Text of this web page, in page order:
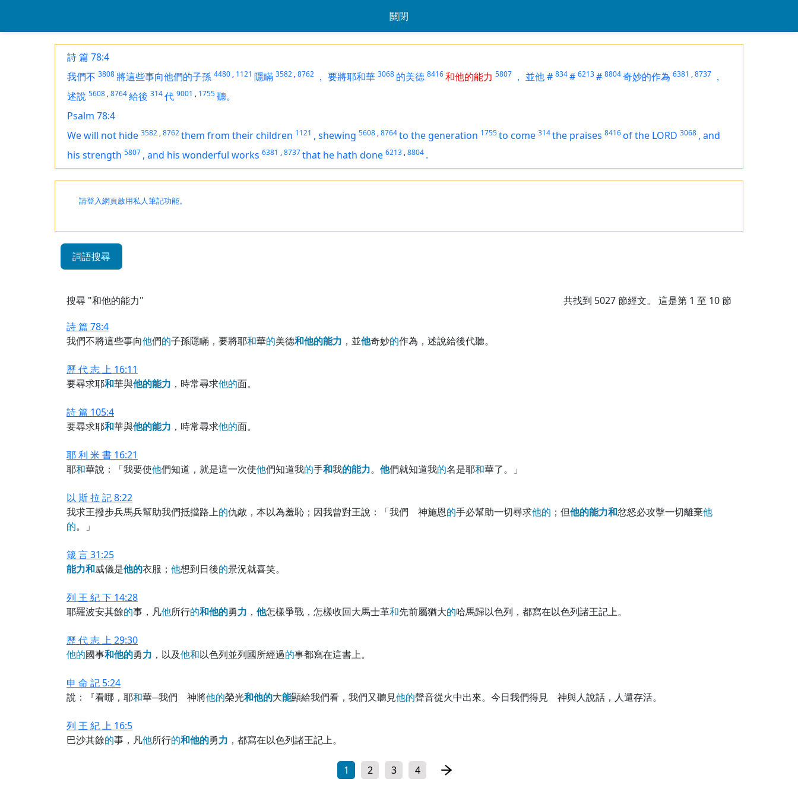
關閉
詩 篇 78:4
我們不 3808 將這些事向他們的子孫 4480 , 1121 隱瞞 3582 ,8762 ， 要將耶和華 3068 的美德 8416和他的能力 5807 ， 並他# 834# 6213# 8804奇妙的作為 6381 ,8737 ，
述說 5608 ,8764給後 314代 9001 , 1755聽。
Psalm 78:4
We will not hide 3582 ,8762them from their children 1121 , shewing 5608 ,8764to the generation 1755to come 314the praises 8416of the LORD 3068 , and
his strength 5807 , and his wonderful works 6381 ,8737that he hath done 6213 ,8804 .
請登入網頁啟用私人筆記功能。
詞語搜尋
搜尋 "和他的能力" 共找到 5027節經文。 這是第 1 至 10 節
詩 篇 78:4
我們不將這些事向他們的子孫隱瞞，要將耶和華的美德和他的能力 ，並他奇妙的作為，述說給後代聽。
歷 代 志 上 16:11
要尋求耶和華與他的能力 ，時常尋求他的面。
詩 篇 105:4
要尋求耶和華與他的能力 ，時常尋求他的面。
耶 利 米 書 16:21
耶和華說：「我要使他們知道，就是這一次使他們知道我的手和我的能力。 他們就知道我的名是耶和華了。」
以 斯 拉 記 8:22
我求王撥步兵馬兵幫助我們抵擋路上的仇敵，本以為羞恥；因我曾對王說：「我們 神施恩的手必幫助一切尋求他的 ；但他的能力和忿怒必攻擊一切離棄他
的。」
箴 言 31:25
能力和威儀是他的衣服； 他想到日後的景況就喜笑。
列 王 紀 下 14:28
耶羅波安其餘的事，凡他所行的和他的勇力 ， 他怎樣爭戰，怎樣收回大馬士革和先前屬猶大的哈馬歸以色列，都寫在以色列諸王記上。
歷 代 志 上 29:30
他的國事和他的勇力 ，以及他和以色列並列國所經過的事都寫在這書上。
申 命 記 5:24
說：『看哪，耶和華─我們 神將他的榮光和他的大能顯給我們看，我們又聽見他的聲音從火中出來。今日我們得見 神與人說話，人還存活。
列 王 紀 上 16:5
巴沙其餘的事，凡他所行的和他的勇力 ，都寫在以色列諸王記上。
1 2 3 4